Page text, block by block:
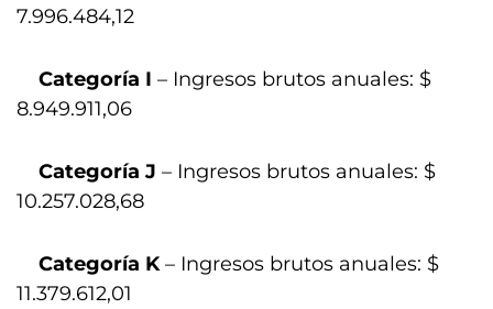
7.996.484,12
Categoría I – Ingresos brutos anuales: $
8.949.911,06
Categoría J – Ingresos brutos anuales: $
10.257.028,68
Categoría K– Ingresos brutos anuales: $
11.379.612,01